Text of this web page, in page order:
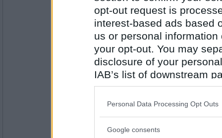
opt-out request is
interest-based ads based
us or personal
your opt-out. You may
disclosure of your
IAB’s list of downstream
also be disclosed by us
Downstream Participants
Please note that this
Personal Data Processing Opt Outs
Google consents
13194
Grattis dinbroder, ha en bra dag.
Grattis!